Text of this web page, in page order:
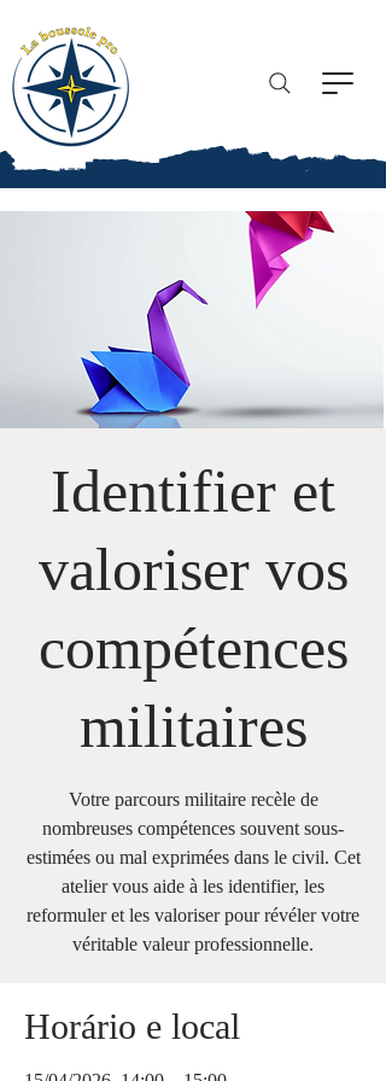
Identifier et
valoriser vos
compétences
militaires
Votre parcours militaire recèle de
nombreuses compétences souvent sous-
estimées ou mal exprimées dans le civil. Cet
atelier vous aide à les identifier, les
reformuler et les valoriser pour révéler votre
véritable valeur professionnelle.
Horário e local